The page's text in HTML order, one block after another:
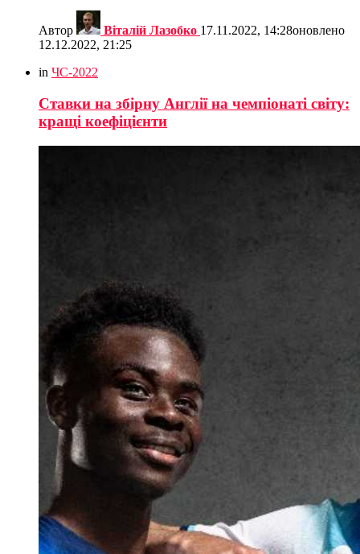
Автор Віталій Лазобко 17.11.2022, 14:28оновлено
12.12.2022, 21:25
in ЧС-2022
Ставки на збірну Англії на чемпіонаті світу:
кращі коефіцієнти